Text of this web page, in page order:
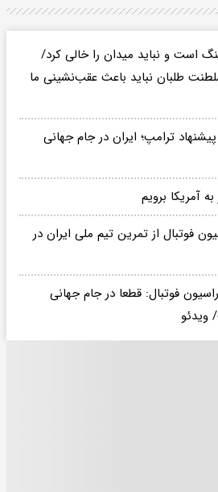
است و نباید میدان را خالی کرد/
طلبان نباید باعث عقب‌نشینی ما
ترامپ؛ ایران در جام جهانی
آمریکا برویم
فوتبال از تمرین تیم ملی ایران در
فوتبال: قطعا در جام جهانی